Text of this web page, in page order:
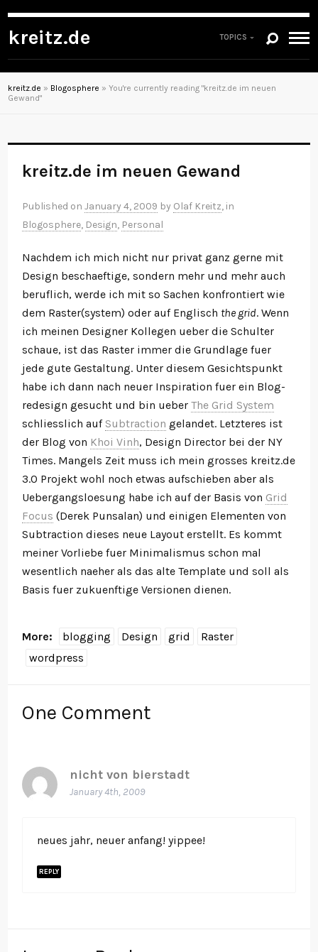
kreitz.de TOPICS
kreitz.de » Blogosphere » You're currently reading "kreitz.de im neuen
Gewand"
kreitz.de im neuen Gewand
Published onJanuary 4, 2009 by Olaf Kreitz, in
Blogosphere, Design, Personal
Nachdem ich mich nicht nur privat ganz gerne mit
Design beschaeftige, sondern mehr und mehr auch
beruflich, werde ich mit so Sachen konfrontiert wie
dem Raster(system) oder auf Englisch the grid. Wenn
ich meinen Designer Kollegen ueber die Schulter
schaue, ist das Raster immer die Grundlage fuer
jede gute Gestaltung. Unter diesem Gesichtspunkt
habe ich dann nach neuer Inspiration fuer ein Blog-
redesign gesucht und bin ueberThe Grid System
schliesslich auf Subtraction gelandet. Letzteres ist
der Blog von Khoi Vinh, Design Director bei der NY
Times. Mangels Zeit muss ich mein grosses kreitz.de
3.0 Projekt wohl noch etwas aufschieben aber als
Uebergangsloesung habe ich auf der Basis von Grid
Focus (Derek Punsalan) und einigen Elementen von
Subtraction dieses neue Layout erstellt. Es kommt
meiner Vorliebe fuer Minimalismus schon mal
wesentlich naeher als das alte Template und soll als
Basis fuer zukuenftige Versionen dienen.
More: blogging Design grid
Raster
wordpress
One Comment
nicht von bierstadt
January 4th, 2009
neues jahr, neuer anfang! yippee!
REPLY